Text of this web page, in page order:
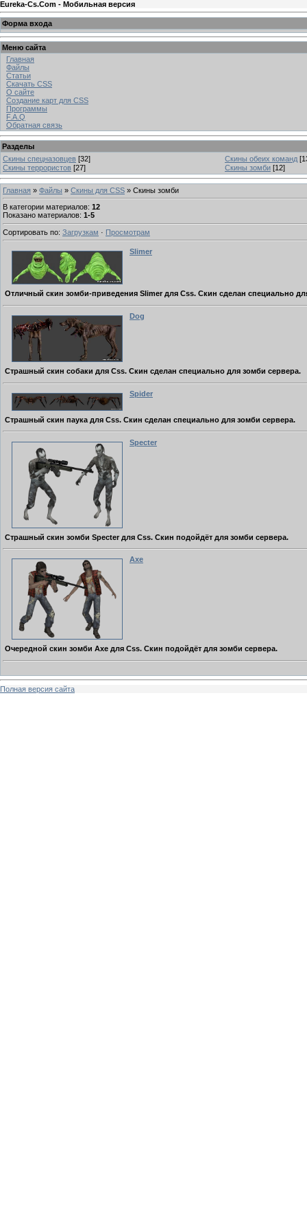
Eureka-Cs.Com - Мобильная версия
Форма входа
Меню сайта
Главная
Файлы
Статьи
Скачать CSS
О сайте
Создание карт для CSS
Программы
F.A.Q
Обратная связь
Разделы
Скины спецназовцев [32] Скины обеих команд
Скины террористов [27] Скины зомби [12]
Главная » Файлы » Скины для CSS » Скины зомби
В категории материалов: 12
Показано материалов: 1-5
Сортировать по: Загрузкам · Просмотрам
Slimer
Отличный скин зомби-приведения Slimer для Css. Скин сделан специально
Dog
Страшный скин собаки для Css. Скин сделан специально для зомби сервера.
Spider
Страшный скин паука для Css. Скин сделан специально для зомби сервера.
Specter
Страшный скин зомби Specter для Css. Скин подойдёт для зомби сервера.
Axe
Очередной скин зомби Axe для Css. Скин подойдёт для зомби сервера.
Полная версия сайта